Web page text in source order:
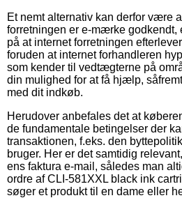
Et nemt alternativ kan derfor være
forretningen er e-mærke godkendt,
på at internet forretningen
foruden at internet forhandleren
som kender til vedtægterne på
din mulighed for at få hjælp,
med dit indkøb.
Herudover anbefales det at
de fundamentale betingelser der
transaktionen, f.eks. den
bruger. Her er det samtidig
ens faktura e-mail, således man
ordre af CLI-581XXL black ink
søger et produkt til en dame eller